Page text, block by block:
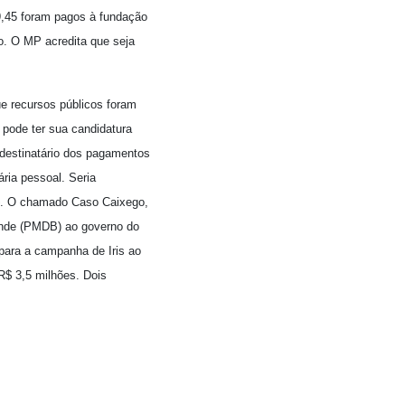
foram pagos à fundação
O MP acredita que seja
recursos públicos foram
ter sua candidatura
dos pagamentos
pessoal. Seria
O chamado Caso Caixego,
(PMDB) ao governo do
a campanha de Iris ao
3,5 milhões. Dois